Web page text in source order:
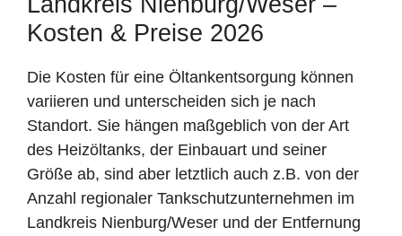
Kosten & Preise 2026
Die Kosten für eine Öltankentsorgung können
variieren und unterscheiden sich je nach
Standort. Sie hängen maßgeblich von der Art
des Heizöltanks, der Einbauart und seiner
Größe ab, sind aber letztlich auch z.B. von der
Anzahl regionaler Tankschutzunternehmen im
Landkreis Nienburg/Weser und der Entfernung